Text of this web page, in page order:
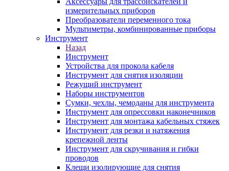
измерительных приборов
Преобразователи переменного тока
Мультиметры, комбинированные приборы
Инструмент
Назад
Инструмент
Устройства для прокола кабеля
Инструмент для снятия изоляции
Режущий инструмент
Наборы инструментов
Сумки, чехлы, чемоданы для инструмента
Инструмент для опрессовки наконечников
Инструмент для монтажа кабельных стяжек
Инструмент для резки и натяжения
крепежной ленты
Инструмент для скручивания и гибки
проводов
Клещи изолирующие для снятия